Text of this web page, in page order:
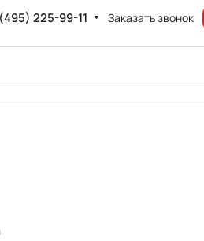
225-99-11 Заказать звонок